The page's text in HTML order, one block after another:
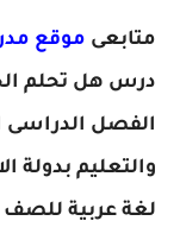
متابعى موقع
درس هل تحلم
الفصل الدراسى
والتعليم بدولة
لغة عربية للصف